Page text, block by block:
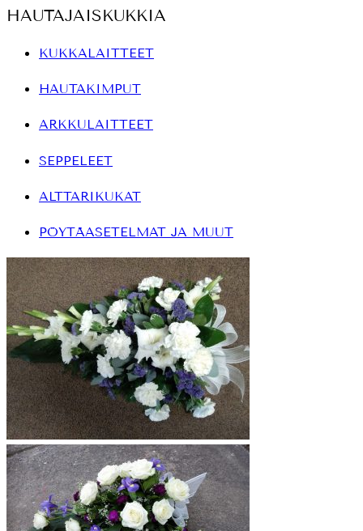
HAUTAJAISKUKKIA
KUKKALAITTEET
HAUTAKIMPUT
ARKKULAITTEET
SEPPELEET
ALTTARIKUKAT
PÖYTÄASETELMAT JA MUUT